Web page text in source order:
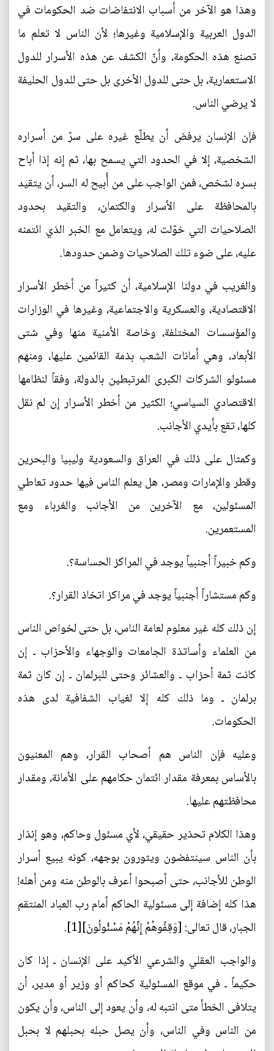
وهذا هو الآخر من أسباب الانتفاضات ضد الحكومات في
الدول العربية والإسلامية وغيرها؛ لأن الناس لا تعلم ما
تصنع هذه الحكومة، وأنّ الكشف عن هذه الأسرار للدول
الاستعمارية، بل حتى للدول الأخرى بل حتى للدول الحليفة
لا يرضي الناس.
فإن الإنسان يرفض أن يطلّع غيره على سرّ من أسراره
الشخصية، إلا في الحدود التي يسمح بها، ثم إنه إذا أباح
بسره لشخص، فمن الواجب على من أُبيح له السر، أن يتقيد
بالمحافظة على الأسرار والكتمان، والتقيد بحدود
الصلاحيات التي خوّلت له، ويتعامل مع الخبر الذي ائتمنه
عليه، على ضوء تلك الصلاحيات وضمن حدودها.
والغريب في دولنا الإسلامية، أن كثيراً من أخطر الأسرار
الاقتصادية، والعسكرية والاجتماعية، وغيرها في الوزارات
والمؤسسات المختلفة، وخاصة الأمنية منها وفي شتى
الأبعاد، وهي أمانات الشعب بذمة القائمين عليها، ومنهم
مسئولو الشركات الكبرى المرتبطين بالدولة، وفقاً لنظامها
الاقتصادي السياسي؛ الكثير من أخطر الأسرار إن لم نقل
كلها، تقع بأيدي الأجانب.
وكمثال على ذلك في العراق والسعودية وليبيا والبحرين
وقطر والإمارات ومصر، هل يعلم الناس فيها حدود تعاطي
المسئولين، مع الآخرين من الأجانب والغرباء ومع
المستعمرين.
وكم خبيراً أجنبياً يوجد في المراكز الحساسة؟.
وكم مستشاراً أجنبياً يوجد في مراكز اتخاذ القرار؟.
إن ذلك كله غير معلوم لعامة الناس، بل حتى لخواص الناس
من العلماء وأساتذة الجامعات والوجهاء والأحزاب ـ إن
كانت ثمة أحزاب ـ والعشائر وحتى للبرلمان ـ إن كان ثمة
برلمان ـ وما ذلك كله إلا لغياب الشفافية لدى هذه
الحكومات.
وعليه فإن الناس هم أصحاب القرار، وهم المعنيون
بالأساس بمعرفة مقدار ائتمان حكامهم على الأمانة، ومقدار
محافظتهم عليها.
وهذا الكلام تحذير حقيقي، لأي مسئول وحاكم، وهو إنذار
بأن الناس سينتفضون ويثورون بوجهه، كونه يبيع أسرار
الوطن للأجانب، حتى أصبحوا أعرف بالوطن منه ومن أهله!
هذا كله إضافة إلى مسئولية الحاكم أمام رب العباد المنتقم
الجبار، قال تعالى: [وَقِفُوهُمْ إِنَّهُمْ مَسْئُولُونَ][1].
والواجب العقلي والشرعي الأكيد على الإنسان ـ إذا كان
حكيماً ـ في موقع المسئولية كحاكم أو وزير أو مدير، أن
يتلافى الخطأ متى انتبه له، وأن يعود إلى الناس، وأن يكون
من الناس وفي الناس، وأن يصل حبله بحبلهم لا بحبل